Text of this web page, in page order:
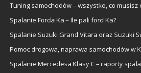
Tuning samochodów – wszystko, co musisz
Spalanie Forda Ka – Ile pali ford Ka?
Spalanie Suzuki Grand Vitara oraz Suzuki
Pomoc drogowa, naprawa samochodów w
Spalanie Mercedesa Klasy C – raporty